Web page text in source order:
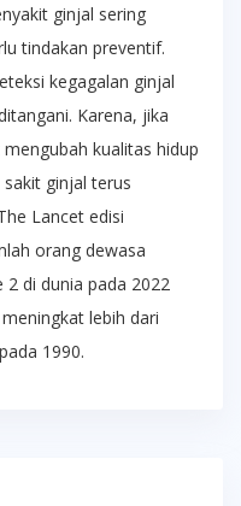
ginjal sering
tindakan preventif.
kegagalan ginjal
Karena, jika
kualitas hidup
ginjal terus
Lancet edisi
orang dewasa
di dunia pada 2022
lebih dari
1990.